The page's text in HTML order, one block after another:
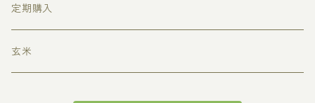
無化学肥料・除草剤１回のみ使用
特別栽培米
定期購入
玄米